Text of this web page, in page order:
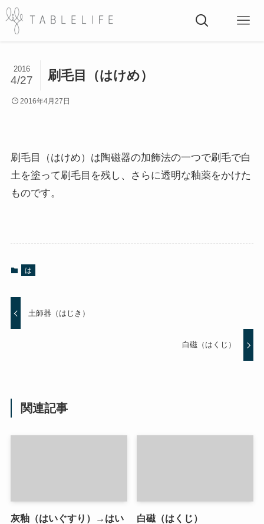
刷毛目（はけめ）
2016
4/27
2016年4月27日
刷毛目（はけめ）は陶磁器の加飾法の一つで刷毛で白
土を塗って刷毛目を残し、さらに透明な釉薬をかけた
ものです。
は
土師器（はじき）
白磁（はくじ）
関連記事
灰釉（はいぐすり）→はい
白磁（はくじ）